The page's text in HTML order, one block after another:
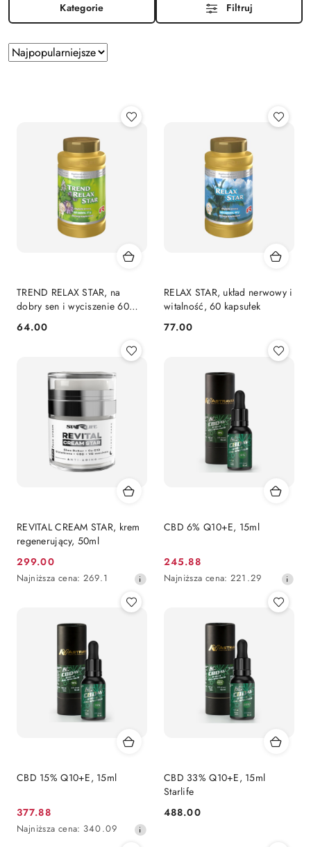
Kategorie Filtruj
Zastosowano
sortowanie:
Sortuj
według
TREND RELAX STAR, na
dobry sen i wyciszenie 60
kapsułek Starlife
Cena:
64.00
RELAX STAR, układ nerwowy i
witalność, 60 kapsułek
Cena:
77.00
REVITAL CREAM STAR, krem
regenerujący, 50ml
Cena
promocyjna:
299.00
Najniższa
Najniższa cena: 269.1
CBD 6% Q10+E, 15ml
Cena
promocyjna:
245.88
Najniższa
Najniższa cena: 221.29
CBD 15% Q10+E, 15ml
Cena
promocyjna:
377.88
Najniższa
Najniższa cena: 340.09
CBD 33% Q10+E, 15ml
Starlife
Cena:
488.00